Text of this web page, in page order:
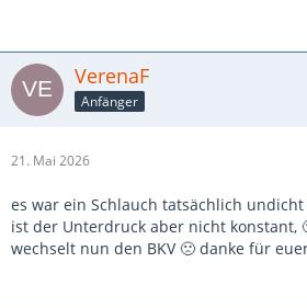
VerenaF
Anfänger
21. Mai 2026
es war ein Schlauch tatsächlich
ist der Unterdruck aber nicht konstant,
wechselt nun den BKV 🙁 danke für